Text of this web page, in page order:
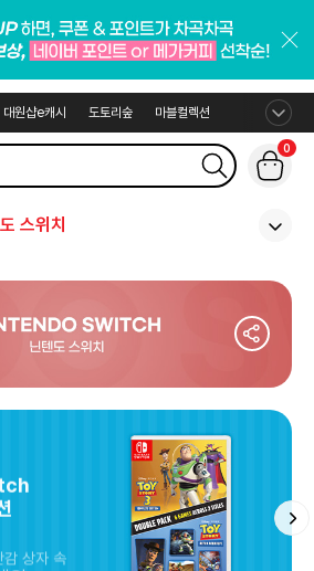
대원샵e캐시 도토리숲 마블컬렉션
0
스위치
요!